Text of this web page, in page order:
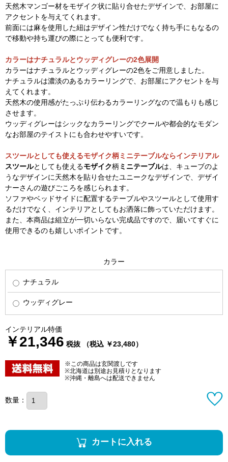
天然木マンゴー材をモザイク状に貼り合せたデザインで、お部屋に
アクセントを与えてくれます。
前面には麻を使用した紐はデザイン性だけでなく持ち手にもなるの
で移動や持ち運びの際にとっても便利です。
カラーはナチュラルとウッディグレーの2色展開
カラーはナチュラルとウッディグレーの2色をご用意しました。
ナチュラルは濃淡のあるカラーリングで、お部屋にアクセントを与
えてくれます。
天然木の使用感がたっぷり伝わるカラーリングなので温もりも感じ
させます。
ウッディグレーはシックなカラーリングでクールや都会的なモダン
なお部屋のテイストにも合わせやすいです。
スツールとしても使えるモザイク柄ミニテーブルならインテリアル
スツールとしても使えるモザイク柄 ミニテーブルは、キューブのよ
うなデザインに天然木を貼り合せたユニークなデザインで、デザイ
ナーさんの遊びごころを感じられます。
ソファやベッドサイドに配置するテーブルやスツールとして使用す
るだけでなく、インテリアとしてもお洒落に飾っていただけます。
また、本商品は組立が一切いらない完成品ですので、届いてすぐに
使用できるのも嬉しいポイントです。
カラー
ナチュラル
ウッディグレー
インテリアル特価
￥21,346 税抜 （税込 ￥23,480）
※この商品は玄関渡しです
※北海道は別途お見積りとなります
※沖縄・離島へは配送できません
数量：
カートに入れる